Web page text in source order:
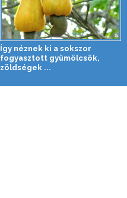
Így néznek ki a sokszor
fogyasztott gyümölcsök,
zöldségek ...